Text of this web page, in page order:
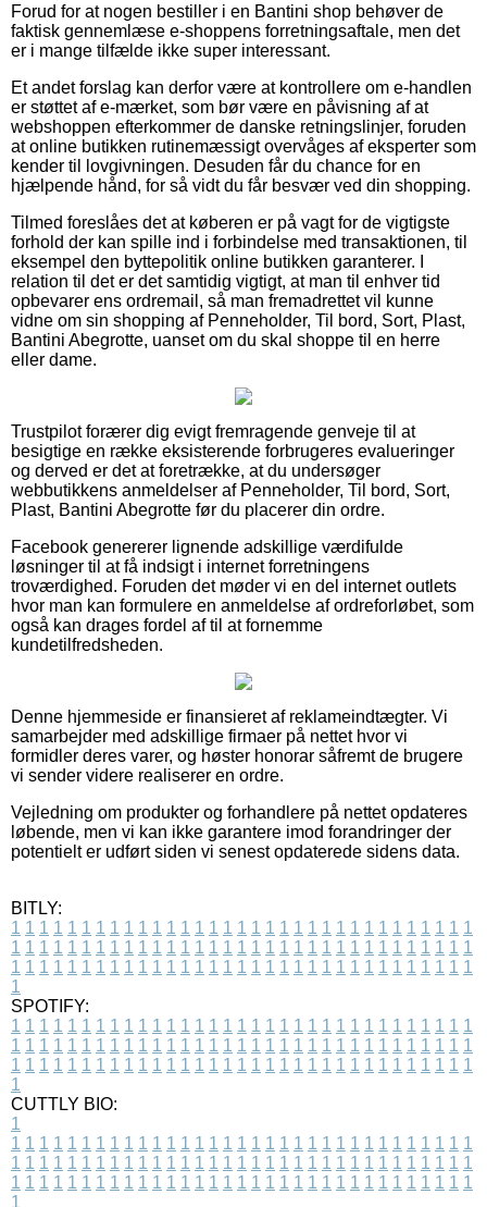
Forud for at nogen bestiller i en Bantini shop behøver de
faktisk gennemlæse e-shoppens forretningsaftale, men det
er i mange tilfælde ikke super interessant.
Et andet forslag kan derfor være at kontrollere om e-handlen
er støttet af e-mærket, som bør være en påvisning af at
webshoppen efterkommer de danske retningslinjer, foruden
at online butikken rutinemæssigt overvåges af eksperter som
kender til lovgivningen. Desuden får du chance for en
hjælpende hånd, for så vidt du får besvær ved din shopping.
Tilmed foreslåes det at køberen er på vagt for de vigtigste
forhold der kan spille ind i forbindelse med transaktionen, til
eksempel den byttepolitik online butikken garanterer. I
relation til det er det samtidig vigtigt, at man til enhver tid
opbevarer ens ordremail, så man fremadrettet vil kunne
vidne om sin shopping af Penneholder, Til bord, Sort, Plast,
Bantini Abegrotte, uanset om du skal shoppe til en herre
eller dame.
Trustpilot forærer dig evigt fremragende genveje til at
besigtige en række eksisterende forbrugeres evalueringer
og derved er det at foretrække, at du undersøger
webbutikkens anmeldelser af Penneholder, Til bord, Sort,
Plast, Bantini Abegrotte før du placerer din ordre.
Facebook genererer lignende adskillige værdifulde
løsninger til at få indsigt i internet forretningens
troværdighed. Foruden det møder vi en del internet outlets
hvor man kan formulere en anmeldelse af ordreforløbet, som
også kan drages fordel af til at fornemme
kundetilfredsheden.
Denne hjemmeside er finansieret af reklameindtægter. Vi
samarbejder med adskillige firmaer på nettet hvor vi
formidler deres varer, og høster honorar såfremt de brugere
vi sender videre realiserer en ordre.
Vejledning om produkter og forhandlere på nettet opdateres
løbende, men vi kan ikke garantere imod forandringer der
potentielt er udført siden vi senest opdaterede sidens data.
BITLY:
1 1 1 1 1 1 1 1 1 1 1 1 1 1 1 1 1 1 1 1 1 1 1 1 1 1 1 1 1 1 1 1 1
1 1 1 1 1 1 1 1 1 1 1 1 1 1 1 1 1 1 1 1 1 1 1 1 1 1 1 1 1 1 1 1 1
1 1 1 1 1 1 1 1 1 1 1 1 1 1 1 1 1 1 1 1 1 1 1 1 1 1 1 1 1 1 1 1 1
1
SPOTIFY:
1 1 1 1 1 1 1 1 1 1 1 1 1 1 1 1 1 1 1 1 1 1 1 1 1 1 1 1 1 1 1 1 1
1 1 1 1 1 1 1 1 1 1 1 1 1 1 1 1 1 1 1 1 1 1 1 1 1 1 1 1 1 1 1 1 1
1 1 1 1 1 1 1 1 1 1 1 1 1 1 1 1 1 1 1 1 1 1 1 1 1 1 1 1 1 1 1 1 1
1
CUTTLY BIO:
1
1 1 1 1 1 1 1 1 1 1 1 1 1 1 1 1 1 1 1 1 1 1 1 1 1 1 1 1 1 1 1 1 1
1 1 1 1 1 1 1 1 1 1 1 1 1 1 1 1 1 1 1 1 1 1 1 1 1 1 1 1 1 1 1 1 1
1 1 1 1 1 1 1 1 1 1 1 1 1 1 1 1 1 1 1 1 1 1 1 1 1 1 1 1 1 1 1 1 1
1